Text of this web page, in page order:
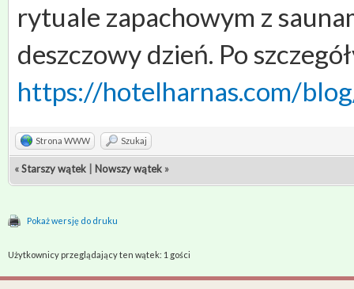
rytuale zapachowym z
deszczowy dzień. Po
https://hotelharnas.com/
Strona WWW Szukaj
«Starszy wątek Nowszy wątek »
Pokaż wersję do druku
Użytkownicy przeglądający ten wątek: 1 gości